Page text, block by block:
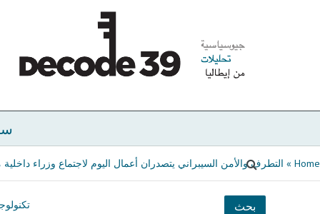
Home
» التطرف والأمن السيبراني يتصدران أعمال اليوم لاجتماع وزراء
بحث